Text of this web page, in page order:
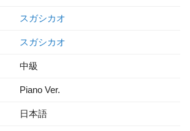
スガシカオ
スガシカオ
中級
Piano Ver.
日本語